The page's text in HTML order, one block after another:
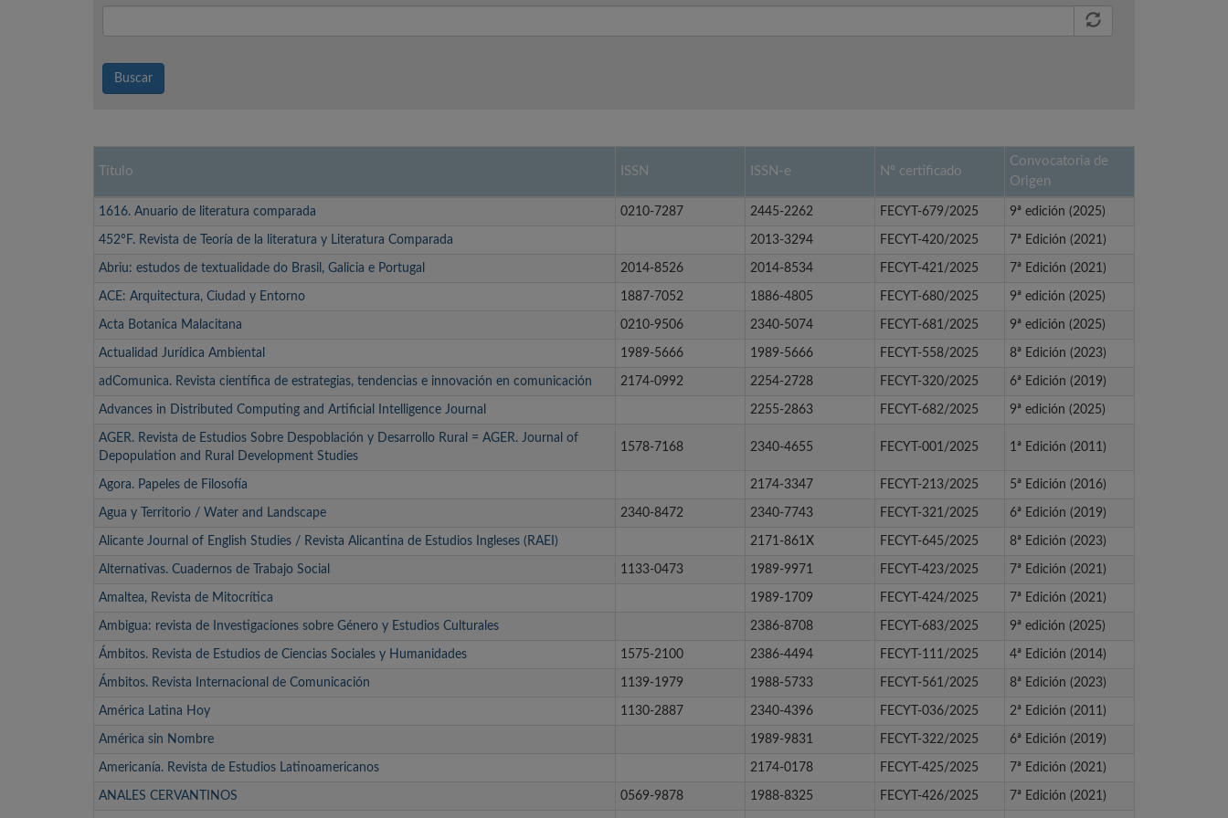
Buscar
Título ISSN ISSN-e Nº certificado
Convocatoria de
Origen
1616. Anuario de literatura comparada 0210-7287 2445-2262 FECYT-679/2025 9ª edición (2025)
452ºF. Revista de Teoría de la literatura y Literatura Comparada 2013-3294 FECYT-420/2025 7ª Edición (2021)
Abriu: estudos de textualidade do Brasil, Galicia e Portugal 2014-8526 2014-8534 FECYT-421/2025 7ª Edición (2021)
ACE: Arquitectura, Ciudad y Entorno 1887-7052 1886-4805 FECYT-680/2025 9ª edición (2025)
Acta Botanica Malacitana 0210-9506 2340-5074 FECYT-681/2025 9ª edición (2025)
Actualidad Jurídica Ambiental 1989-5666 1989-5666 FECYT-558/2025 8ª Edición (2023)
adComunica. Revista científica de estrategias, tendencias e innovación en comunicación 2174-0992 2254-2728 FECYT-320/2025 6ª Edición (2019)
Advances in Distributed Computing and Artificial Intelligence Journal 2255-2863 FECYT-682/2025 9ª edición (2025)
AGER. Revista de Estudios Sobre Despoblación y Desarrollo Rural = AGER. Journal of
Depopulation and Rural Development Studies
1578-7168 2340-4655 FECYT-001/2025 1ª Edición (2011)
Agora. Papeles de Filosofía 2174-3347 FECYT-213/2025 5ª Edición (2016)
Agua y Territorio / Water and Landscape 2340-8472 2340-7743 FECYT-321/2025 6ª Edición (2019)
Alicante Journal of English Studies / Revista Alicantina de Estudios Ingleses (RAEI) 2171-861X FECYT-645/2025 8ª Edición (2023)
Alternativas. Cuadernos de Trabajo Social 1133-0473 1989-9971 FECYT-423/2025 7ª Edición (2021)
Amaltea, Revista de Mitocrítica 1989-1709 FECYT-424/2025 7ª Edición (2021)
Ambigua: revista de Investigaciones sobre Género y Estudios Culturales 2386-8708 FECYT-683/2025 9ª edición (2025)
Ámbitos. Revista de Estudios de Ciencias Sociales y Humanidades 1575-2100 2386-4494 FECYT-111/2025 4ª Edición (2014)
Ámbitos. Revista Internacional de Comunicación 1139-1979 1988-5733 FECYT-561/2025 8ª Edición (2023)
América Latina Hoy 1130-2887 2340-4396 FECYT-036/2025 2ª Edición (2011)
América sin Nombre 1989-9831 FECYT-322/2025 6ª Edición (2019)
Americanía. Revista de Estudios Latinoamericanos 2174-0178 FECYT-425/2025 7ª Edición (2021)
ANALES CERVANTINOS 0569-9878 1988-8325 FECYT-426/2025 7ª Edición (2021)